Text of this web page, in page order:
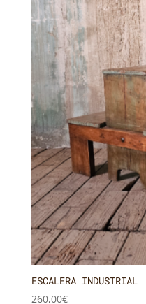
ESCALERA INDUSTRIAL
260,00€